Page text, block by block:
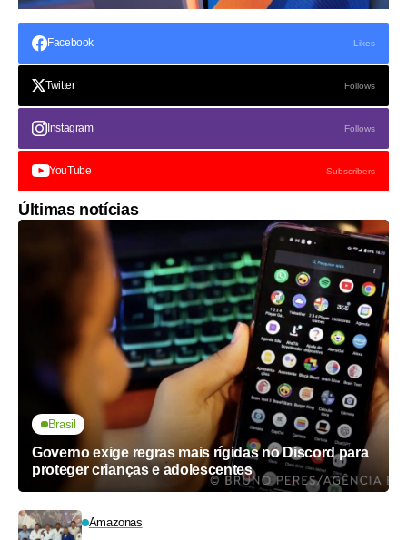
Facebook Likes
Twitter Follows
Instagram Follows
YouTube Subscribers
Últimas notícias
Brasil
Governo exige regras mais rígidas no Discord para
proteger crianças e adolescentes
Amazonas